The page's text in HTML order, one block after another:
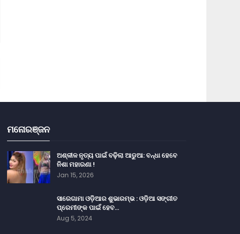
ମନୋରଞ୍ଜନ
ଅଶ୍ଳୀଳ ନୃତ୍ୟ ପାଇଁ ବଢ଼ିଲା ଆଡୁଆ: ବନ୍ଧା ହେବେ
ନିଶା ମହାରଣା !
Jan 15, 2026
ସାରେଗାମା ଓଡ଼ିଆର ଶୁଭାରମ୍ଭ : ଓଡ଼ିଆ ସଙ୍ଗୀତ
ପ୍ରେମୀଙ୍କ ପାଇଁ ହେବ…
Aug 5, 2024